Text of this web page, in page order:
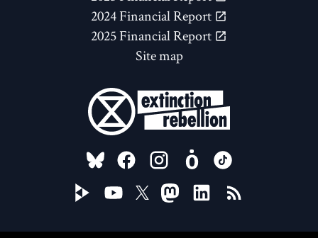
2024 Financial Report
2025 Financial Report
Site map
FOLLOW US ON